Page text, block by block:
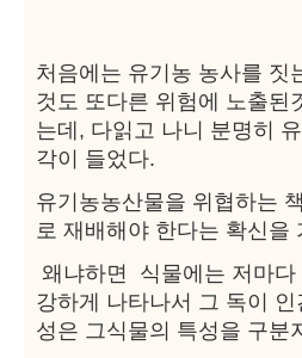
처음에는 유기농 농사를 짓
것도 또다른 위험에 노출된
는데, 다읽고 나니 분명히
각이 들었다.
유기농농산물을 위협하는
로 재배해야 한다는 확신을
왜냐하면 식물에는 저마다
강하게 나타나서 그 독이
성은 그식물의 특성을 구분